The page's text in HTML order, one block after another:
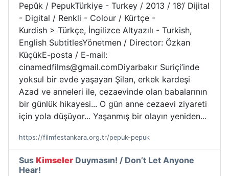
Pepûk / PepukTürkiye - Turkey / 2013 / 18’/ Dijital
- Digital / Renkli - Colour / Kürtçe -
Kurdish > Türkçe, İngilizce Altyazılı - Turkish,
English SubtitlesYönetmen / Director: Özkan
KüçükE-posta / E-mail:
cinamedfilms@gmail.comDiyarbakır Suriçi’inde
yoksul bir evde yaşayan Şilan, erkek kardeşi
Azad ve anneleri ile, cezaevinde olan babalarının
bir günlük hikayesi... O gün anne cezaevi ziyareti
için yola düşüyor... Yaşanmış bir olayın yeniden...
https://filmfestankara.org.tr/pepuk-pepuk
Sus Kimseler Duymasın! / Don’t Let Anyone
Hear!